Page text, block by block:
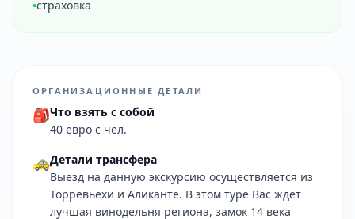
•страховка
ОРГАНИЗАЦИОННЫЕ ДЕТАЛИ
🎒Что взять с собой
40 евро с чел.
🚕Детали трансфера
Выезд на данную экскурсию осуществляется из
Торревьехи и Аликанте. В этом туре Вас ждет
лучшая винодельня региона, замок 14 века